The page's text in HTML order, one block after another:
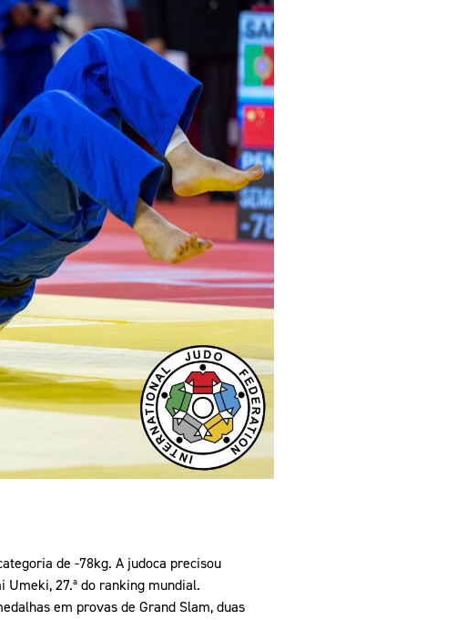
pelos Valores Olímpicos
Documentos
de -78kg. A judoca precisou
Umeki, 27.ª do ranking mundial.
em provas de Grand Slam, duas